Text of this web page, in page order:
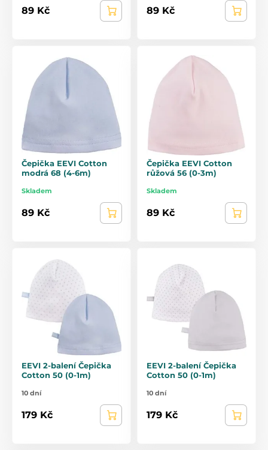
89 Kč 89 Kč
Čepička EEVI Cotton
modrá 68 (4-6m)
Skladem
89 Kč
Čepička EEVI Cotton
růžová 56 (0-3m)
Skladem
89 Kč
EEVI 2-balení Čepička
Cotton 50 (0-1m)
10 dní
179 Kč
EEVI 2-balení Čepička
Cotton 50 (0-1m)
10 dní
179 Kč